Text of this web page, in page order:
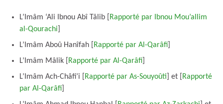
L’Imâm ‘Ali Ibnou Abî Tâlib [
Rapporté par Ibnou Mou’allim
al-Qourachi
L’Imâm Aboû Hanîfah [
Rapporté par Al-Qarâfi
L’Imâm Mâlik [
Rapporté par Al-Qarâfi
L’Imâm Ach-Châfi’i [
Rapporté par As-Souyoûti ] et [
Rapporté
par Al-Qarâfi